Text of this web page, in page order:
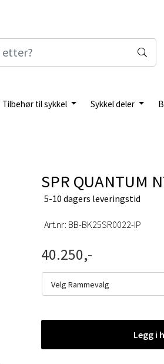
Tilbehør til sykkel Sykkel deler
SPR QUANTUM
5-10 dagers leveringstid
Art.nr: BB-BK25SR0022-IP
40.250,-
Velg Rammevalg
Legg i